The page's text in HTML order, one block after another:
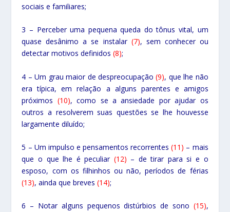
sociais e familiares;
3 – Perceber uma pequena queda do tônus vital, um
quase desânimo a se instalar (7), sem conhecer ou
detectar motivos definidos(8);
4 – Um grau maior de despreocupação(9), que lhe não
era típica, em relação a alguns parentes e amigos
próximos (10), como se a ansiedade por ajudar os
outros a resolverem suas questões se lhe houvesse
largamente diluído;
5 – Um impulso e pensamentos recorrentes(11) – mais
que o que lhe é peculiar (12) – de tirar para si e o
esposo, com os filhinhos ou não, períodos de férias
(13), ainda que breves(14);
6 – Notar alguns pequenos distúrbios de sono (15),